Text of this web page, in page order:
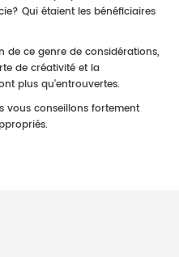
Qui étaient les bénéficiaires
de ce genre de considérations,
de créativité et la
plus qu'entrouvertes.
vous conseillons fortement